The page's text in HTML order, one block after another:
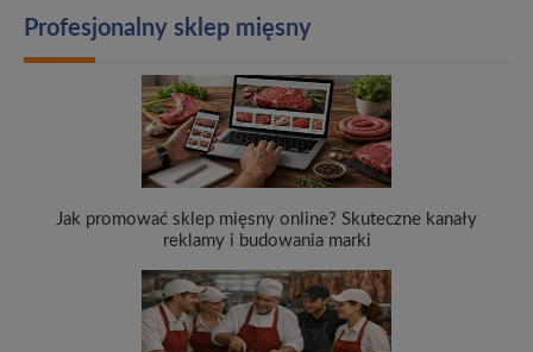
Profesjonalny sklep mięsny
Jak promować sklep mięsny online? Skuteczne kanały
reklamy i budowania marki